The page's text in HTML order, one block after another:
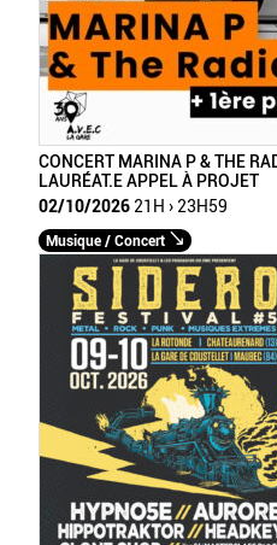
CONCERT MARINA P & THE
LAURÉAT.E APPEL À PROJET
02/10/2026 21H › 23H59
Musique / Concert